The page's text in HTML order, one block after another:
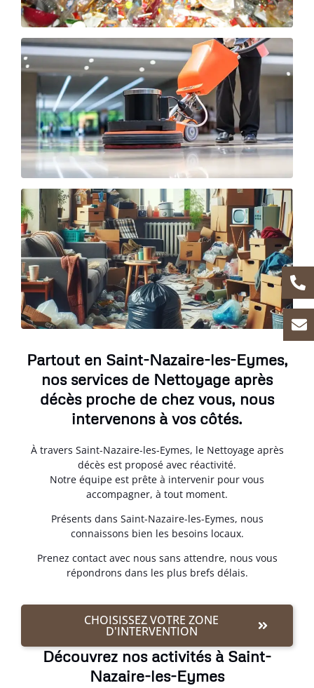
Partout en Saint-Nazaire-les-Eymes,
nos services de Nettoyage après
décès proche de chez vous, nous
intervenons à vos côtés.
À travers Saint-Nazaire-les-Eymes, le Nettoyage après
décès est proposé avec réactivité.
Notre équipe est prête à intervenir pour vous
accompagner, à tout moment.
Présents dans Saint-Nazaire-les-Eymes, nous
connaissons bien les besoins locaux.
Prenez contact avec nous sans attendre, nous vous
répondrons dans les plus brefs délais.
CHOISISSEZ VOTRE ZONE
D'INTERVENTION
Découvrez nos activités à Saint-
Nazaire-les-Eymes